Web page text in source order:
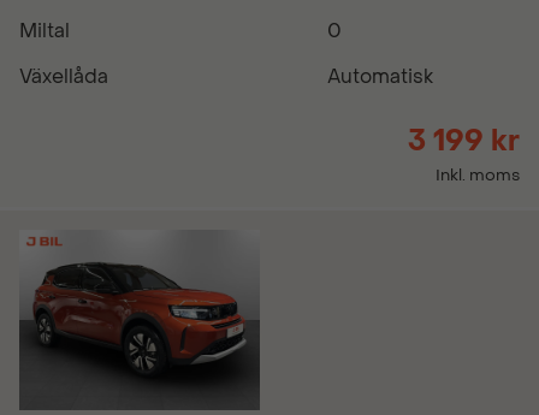
Miltal
0
Växellåda
Automatisk
3 199 kr
Inkl. moms